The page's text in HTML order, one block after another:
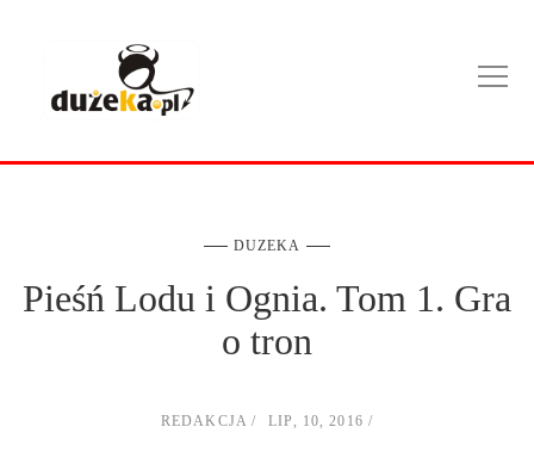
DUZEKA
Pieśń Lodu i Ognia. Tom 1. Gra
o tron
REDAKCJA LIP, 10, 2016